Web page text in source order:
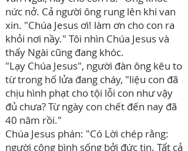
nức nở. Cả người ông rung lên khi van
xin. "Chúa Jesus ơi! làm ơn cho con ra
khỏi nơi nầy." Tôi nhìn Chúa Jesus và
thấy Ngài cũng đang khóc.
"Lạy Chúa Jesus", người đàn ông kêu to
từ trong hố lửa đang cháy, "liệu con đã
chịu hình phạt cho tội lỗi con như vậy
đủ chưa? Từ ngày con chết đến nay đã
40 năm rồi."
Chúa Jesus phán: "Có Lời chép rằng:
người công bình sống bởi đức tin. Tất cả